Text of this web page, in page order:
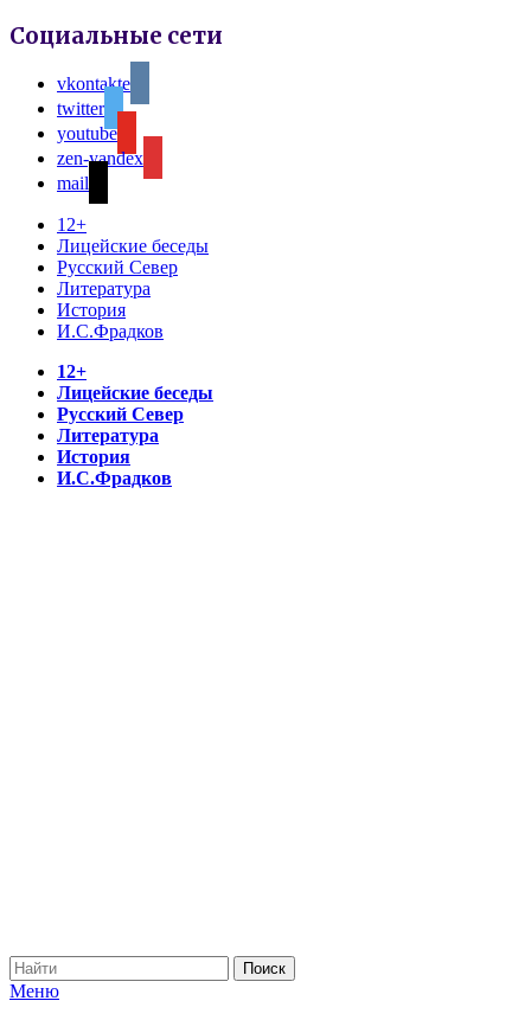
Социальные сети
vkontakte
twitter
youtube
zen-yandex
mail
12+
Лицейские беседы
Русский Север
Литература
История
И.С.Фрадков
12+
Лицейские беседы
Русский Север
Литература
История
И.С.Фрадков
Меню